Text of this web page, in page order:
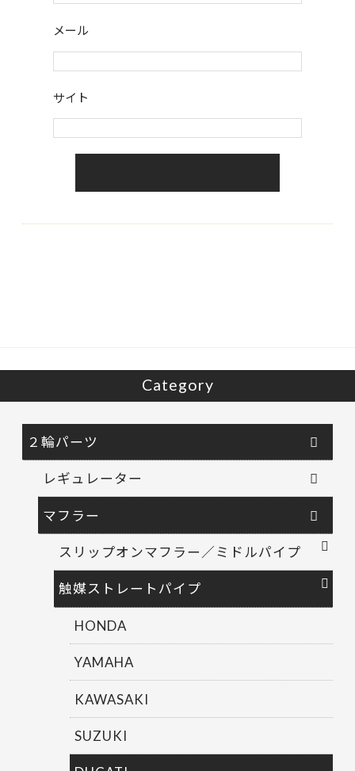
メール
サイト
Category
２輪パーツ
レギュレーター
マフラー
スリップオンマフラー／ミドルパイプ
触媒ストレートパイプ
HONDA
YAMAHA
KAWASAKI
SUZUKI